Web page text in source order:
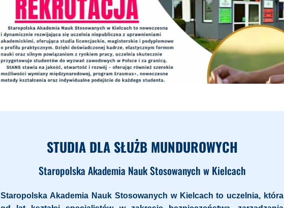
STUDIA DLA SŁUŻB MUNDUROWYCH
Staropolska Akademia Nauk Stosowanych w Kielcach
Staropolska Akademia Nauk Stosowanych w Kielcach to uczelnia, która